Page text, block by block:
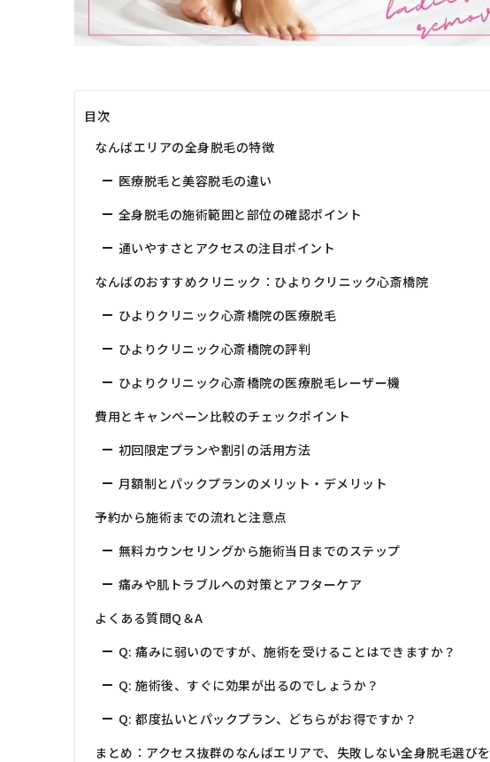
目次
なんばエリアの全身脱毛の特徴
医療脱毛と美容脱毛の違い
全身脱毛の施術範囲と部位の確認ポイント
通いやすさとアクセスの注目ポイント
なんばのおすすめクリニック：ひよりクリニック心斎橋院
ひよりクリニック心斎橋院の医療脱毛
ひよりクリニック心斎橋院の評判
ひよりクリニック心斎橋院の医療脱毛レーザー機
費用とキャンペーン比較のチェックポイント
初回限定プランや割引の活用方法
月額制とパックプランのメリット・デメリット
予約から施術までの流れと注意点
無料カウンセリングから施術当日までのステップ
痛みや肌トラブルへの対策とアフターケア
よくある質問Q＆A
Q: 痛みに弱いのですが、施術を受けることはできますか？
Q: 施術後、すぐに効果が出るのでしょうか？
Q: 都度払いとパックプラン、どちらがお得ですか？
まとめ：アクセス抜群のなんばエリアで、失敗しない全身脱毛選びを